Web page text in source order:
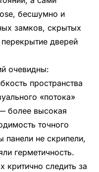
бесшумно и
замков, скрытых
дверей
очевидны:
пространства
«потока»
более высокая
точного
панели не скрипели,
герметичность.
критично следить за